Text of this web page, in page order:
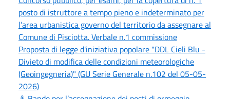
posto di istruttore a tempo pieno e indeterminato per
l’area urbanistica governo del territorio da assegnare al
Comune di Pisciotta. Verbale n.1 commissione
Proposta di legge d'iniziativa popolare "DDL Cieli Blu -
Divieto di modifica delle condizioni meteorologiche
(Geoingegneria)" (GU Serie Generale n.102 del 05-05-
2026)